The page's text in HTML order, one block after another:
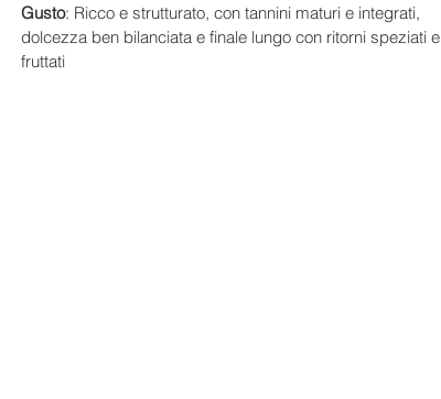
Gusto: Ricco e strutturato, con tannini maturi e integrati,
dolcezza ben bilanciata e finale lungo con ritorni speziati e
fruttati